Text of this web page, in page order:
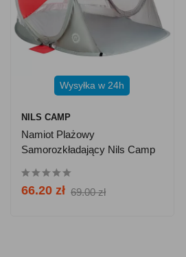
Wysyłka w 24h
NILS CAMP
Namiot Plażowy
Samorozkładający Nils Camp
66.20 zł 69.00 zł